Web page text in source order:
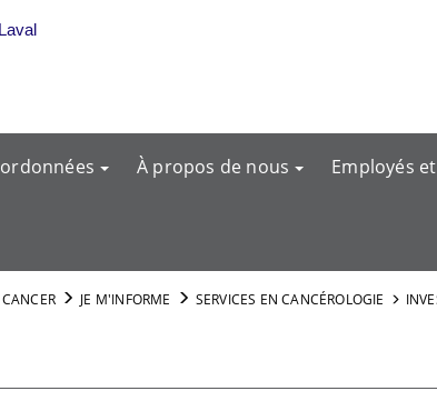
À propos de nous Employés
CANCER JE M'INFORME SERVICES EN CANCÉROLOGIE